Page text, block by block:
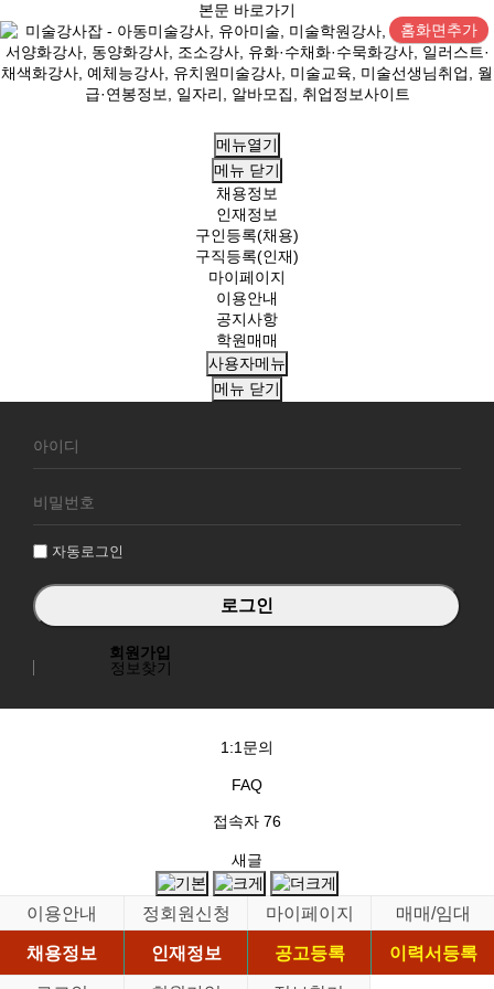
본문 바로가기
홈화면추가
메뉴열기
메뉴 닫기
채용정보
인재정보
구인등록(채용)
구직등록(인재)
마이페이지
이용안내
공지사항
학원매매
사용자메뉴
메뉴 닫기
원
그
자동로그인
회원가입
정보찾기
1:1문의
FAQ
접속자 76
새글
이용안내 정회원신청 마이페이지
매매/임대
채용정보
인재정보 공고등록
이력서등록